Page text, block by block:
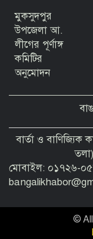
মুকসুদপুর
উপজেলা আ.
লীগের পূর্ণাঙ্গ
কমিটির
অনুমোদন
বার্তা ও বাণিজ্যিক
মোবাইল: ০১৭২৬-
©